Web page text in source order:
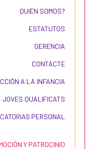
QUIÉN SOMOS?
ESTATUTOS
GERENCIA
CONTACTE
A LA INFANCIA
JOVES QUALIFICATS
PERSONAL
Y PATROCINIO